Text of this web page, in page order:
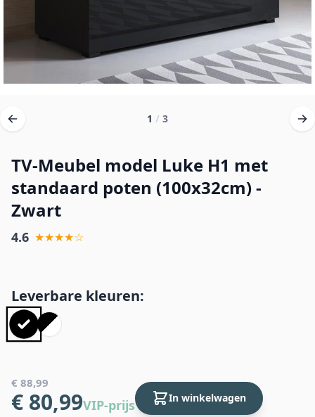
1 / 3
TV-Meubel model Luke H1 met
standaard poten (100x32cm) -
Zwart
4.6 ★★★★☆
Leverbare kleuren:
€ 88,99
€ 80,99VIP-prijs In winkelwagen